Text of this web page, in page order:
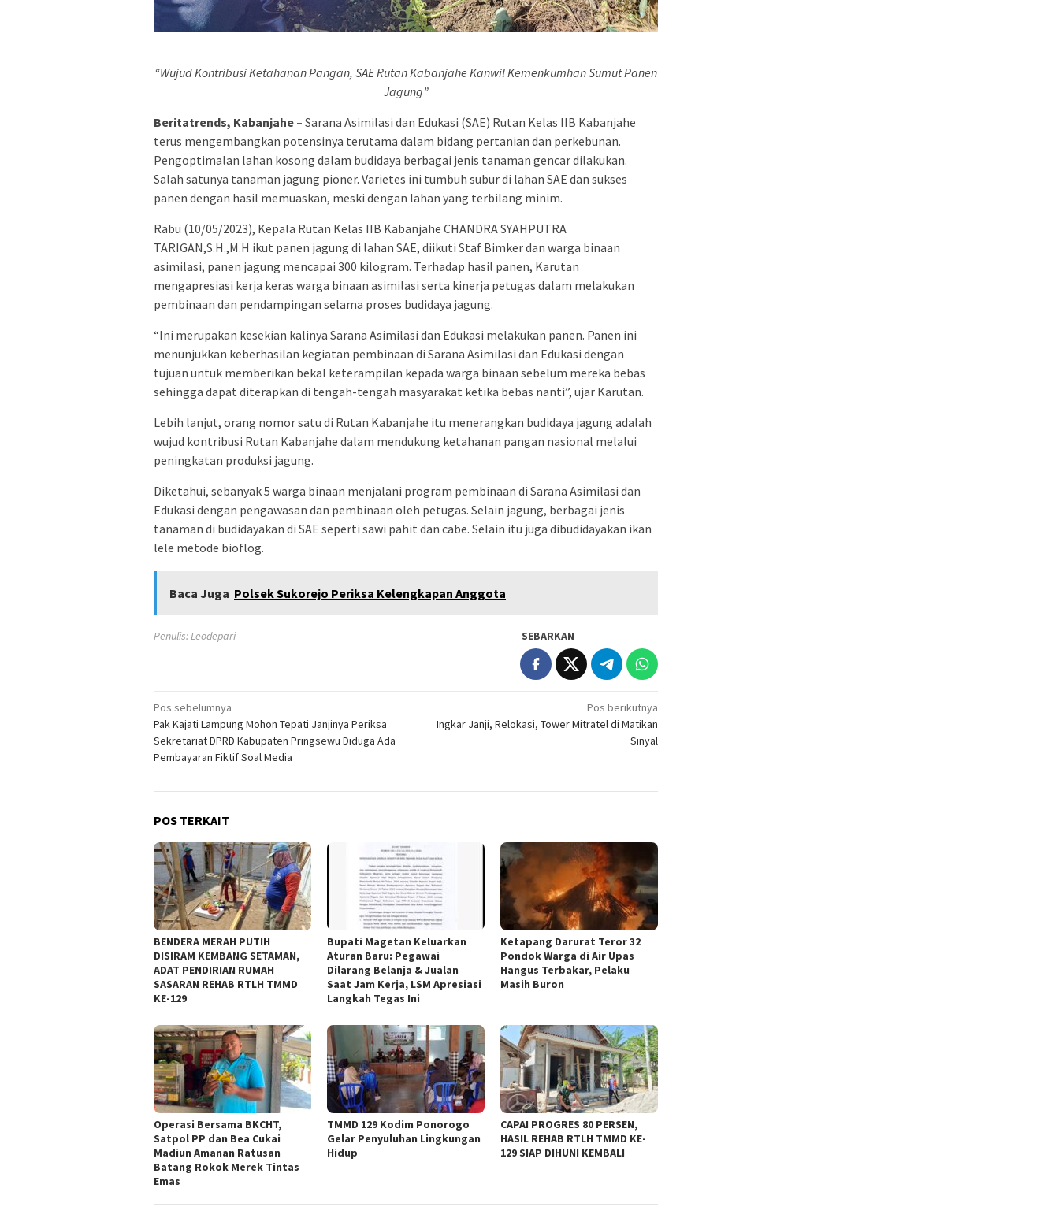
“Wujud Kontribusi Ketahanan Pangan, SAE Rutan Kabanjahe Kanwil Kemenkumhan Sumut Panen
Jagung”
Beritatrends, Kabanjahe – Sarana Asimilasi dan Edukasi (SAE) Rutan Kelas IIB Kabanjahe
terus mengembangkan potensinya terutama dalam bidang pertanian dan perkebunan.
Pengoptimalan lahan kosong dalam budidaya berbagai jenis tanaman gencar dilakukan.
Salah satunya tanaman jagung pioner. Varietes ini tumbuh subur di lahan SAE dan sukses
panen dengan hasil memuaskan, meski dengan lahan yang terbilang minim.
Rabu (10/05/2023), Kepala Rutan Kelas IIB Kabanjahe CHANDRA SYAHPUTRA
TARIGAN,S.H.,M.H ikut panen jagung di lahan SAE, diikuti Staf Bimker dan warga binaan
asimilasi, panen jagung mencapai 300 kilogram. Terhadap hasil panen, Karutan
mengapresiasi kerja keras warga binaan asimilasi serta kinerja petugas dalam melakukan
pembinaan dan pendampingan selama proses budidaya jagung.
“Ini merupakan kesekian kalinya Sarana Asimilasi dan Edukasi melakukan panen. Panen ini
menunjukkan keberhasilan kegiatan pembinaan di Sarana Asimilasi dan Edukasi dengan
tujuan untuk memberikan bekal keterampilan kepada warga binaan sebelum mereka bebas
sehingga dapat diterapkan di tengah-tengah masyarakat ketika bebas nanti”, ujar Karutan.
Lebih lanjut, orang nomor satu di Rutan Kabanjahe itu menerangkan budidaya jagung adalah
wujud kontribusi Rutan Kabanjahe dalam mendukung ketahanan pangan nasional melalui
peningkatan produksi jagung.
Diketahui, sebanyak 5 warga binaan menjalani program pembinaan di Sarana Asimilasi dan
Edukasi dengan pengawasan dan pembinaan oleh petugas. Selain jagung, berbagai jenis
tanaman di budidayakan di SAE seperti sawi pahit dan cabe. Selain itu juga dibudidayakan ikan
lele metode bioflog.
Baca Juga Polsek Sukorejo Periksa Kelengkapan Anggota
Penulis: Leodepari SEBARKAN
Navigasi
pos
Pos sebelumnya
Pak Kajati Lampung Mohon Tepati Janjinya Periksa
Sekretariat DPRD Kabupaten Pringsewu Diduga Ada
Pembayaran Fiktif Soal Media
Pos berikutnya
Ingkar Janji, Relokasi, Tower Mitratel di Matikan
Sinyal
POS TERKAIT
BENDERA MERAH PUTIH
DISIRAM KEMBANG SETAMAN,
ADAT PENDIRIAN RUMAH
SASARAN REHAB RTLH TMMD
KE-129
Bupati Magetan Keluarkan
Aturan Baru: Pegawai
Dilarang Belanja & Jualan
Saat Jam Kerja, LSM Apresiasi
Langkah Tegas Ini
Ketapang Darurat Teror 32
Pondok Warga di Air Upas
Hangus Terbakar, Pelaku
Masih Buron
Operasi Bersama BKCHT,
Satpol PP dan Bea Cukai
Madiun Amanan Ratusan
Batang Rokok Merek Tintas
Emas
TMMD 129 Kodim Ponorogo
Gelar Penyuluhan Lingkungan
Hidup
CAPAI PROGRES 80 PERSEN,
HASIL REHAB RTLH TMMD KE-
129 SIAP DIHUNI KEMBALI